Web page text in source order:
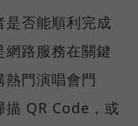
是否能順利完成
路服務在關鍵
門演唱會門
描 QR Code，或